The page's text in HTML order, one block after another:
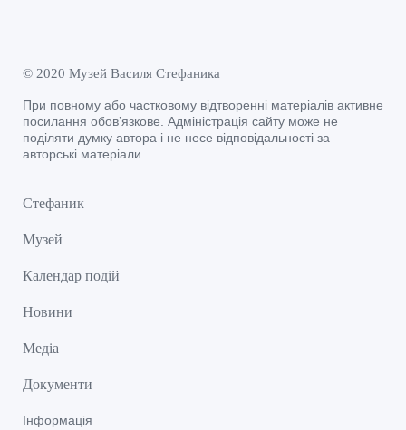
© 2020 Музей Василя Стефаника
При повному або частковому відтворенні матеріалів активне
посилання обов’язкове. Адміністрація сайту може не
поділяти думку автора і не несе відповідальності за
авторські матеріали.
Стефаник
Музей
Календар подій
Новини
Медіа
Документи
Інформація